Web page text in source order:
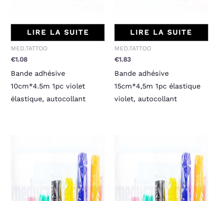
LIRE LA SUITE
MED.TATTOO
€1.08
Bande adhésive
10cm*4.5m 1pc violet
élastique, autocollant
LIRE LA SUITE
MED.TATTOO
€1.83
Bande adhésive
15cm*4,5m 1pc élastique
violet, autocollant